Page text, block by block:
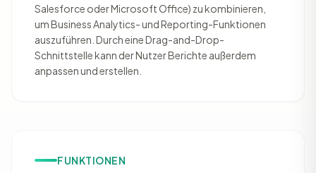
Salesforce oder Microsoft Office) zu kombinieren,
um Business Analytics- und Reporting-Funktionen
auszuführen. Durch eine Drag-and-Drop-
Schnittstelle kann der Nutzer Berichte außerdem
anpassen und erstellen.
FUNKTIONEN